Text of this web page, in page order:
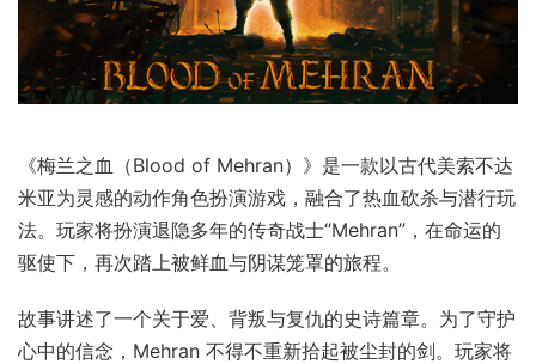
《梅兰之血（Blood of Mehran）》是一款以古代美索不达
米亚为灵感的动作角色扮演游戏，融合了热血砍杀与潜行玩
法。玩家将扮演退隐多年的传奇战士“Mehran”，在命运的
驱使下，再次踏上被鲜血与阴谋笼罩的旅程。
故事讲述了一个关于爱、背叛与复仇的史诗篇章。为了守护
心中的信念，Mehran 不得不重新拾起被尘封的剑。玩家将